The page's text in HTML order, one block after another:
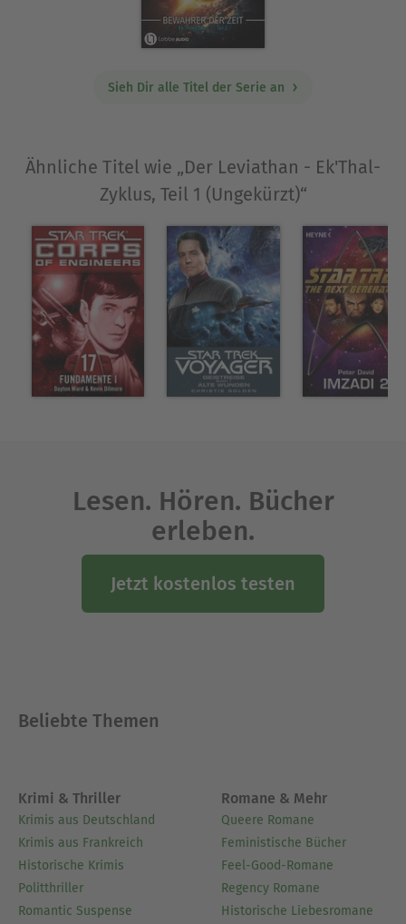
Über Cliff Allister
Schon immer ein Fan der Science-Fiction
derartige Romane zu schreiben. Erst in gesetztem
Vorbereitung. Der Autor lebt derzeit als
Tauchlehrer in Ägypten und betreibt dort eine
eigene Tauchschule.
Ausblenden
Sieh Dir alle Titel der Serie an
Ähnliche Titel wie „Der Leviathan - Ek'Thal-
Zyklus, Teil 1 (Ungekürzt)“
Lesen. Hören. Bücher
erleben.
Jetzt kostenlos testen
Beliebte Themen
Krimi & Thriller
Krimis aus Deutschland
Krimis aus Frankreich
Historische Krimis
Politthriller
Romantic Suspense
Romane & Mehr
Queere Romane
Feministische Bücher
Feel-Good-Romane
Regency Romane
Historische Liebesromane